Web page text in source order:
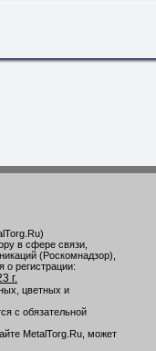
в сфере связи,
(Роскомнадзор),
о регистрации:
г.
цветных и
с обязательной
MetalTorg.Ru, может